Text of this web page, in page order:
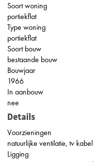
Soort woning
portiekflat
Type woning
portiekflat
Soort bouw
bestaande bouw
Bouwjaar
1966
In aanbouw
nee
Details
Voorzieningen
natuurlijke ventilatie, tv kabel
Ligging